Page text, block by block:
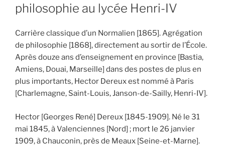
philosophie au lycée Henri-IV
Carrière classique d’un Normalien [1865]. Agrégation
de philosophie [1868], directement au sortir de l’École.
Après douze ans d’enseignement en province [Bastia,
Amiens, Douai, Marseille] dans des postes de plus en
plus importants, Hector Dereux est nommé à Paris
[Charlemagne, Saint-Louis, Janson-de-Sailly, Henri-IV].
Hector [Georges René] Dereux [1845-1909]. Né le 31
mai 1845, à Valenciennes [Nord] ; mort le 26 janvier
1909, à Chauconin, près de Meaux [Seine-et-Marne].